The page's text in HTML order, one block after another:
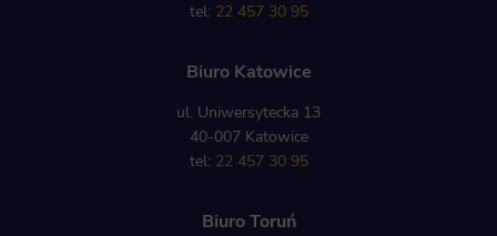
tel: 22 457 30 95
Biuro Katowice
ul. Uniwersytecka 13
40-007 Katowice
tel: 22 457 30 95
Biuro Toruń